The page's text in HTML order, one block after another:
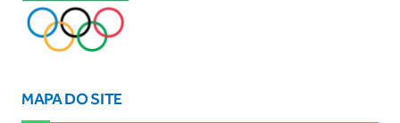
MAPA DO SITE